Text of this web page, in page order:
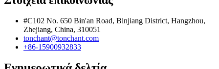
#C102 No. 650 Bin'an Road, Binjiang District, Hangzhou,
Zhejiang, China, 310051
tonchant@tonchant.com
+86-15900932833